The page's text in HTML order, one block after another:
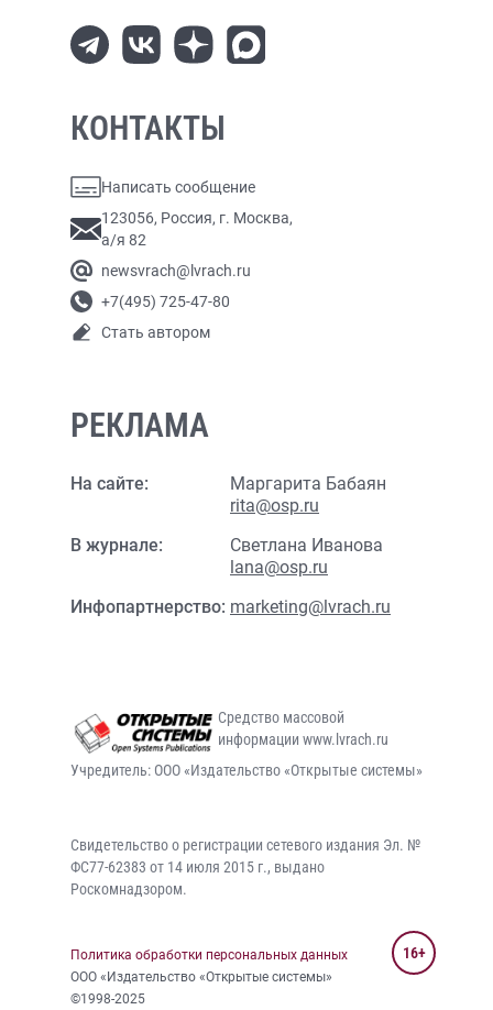
КОНТАКТЫ
Написать сообщение
123056, Россия, г. Москва,
а/я 82
newsvrach@lvrach.ru
+7(495) 725-47-80
Стать автором
РЕКЛАМА
На сайте:
Маргарита Бабаян
rita@osp.ru
В журнале:
Светлана Иванова
lana@osp.ru
Инфопартнерство: marketing@lvrach.ru
Средство массовой
информации www.lvrach.ru
Учредитель: ООО «Издательство «Открытые системы»
Свидетельство о регистрации сетевого издания Эл. №
ФС77-62383 от 14 июля 2015 г., выдано
Роскомнадзором.
Политика обработки персональных данных
ООО «Издательство «Открытые системы»
©1998-2025
16+